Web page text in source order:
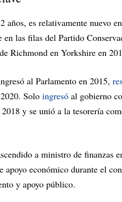
años, es relativamente nuevo
en las filas del Partido
Richmond en Yorkshire en
al Parlamento en 2015,
Solo ingresó al gobierno
y se unió a la tesorería
a ministro de finanzas
apoyo económico durante el
y apoyo público.